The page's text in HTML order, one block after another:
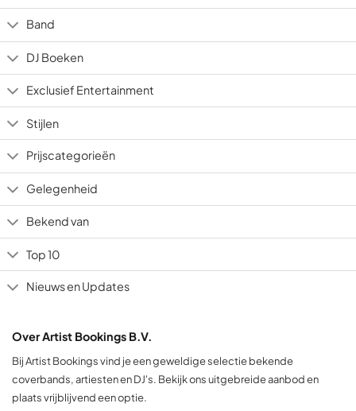
Band
DJ Boeken
Exclusief Entertainment
Stijlen
Prijscategorieën
Gelegenheid
Bekend van
Top 10
Nieuws en Updates
Over Artist Bookings B.V.
Bij Artist Bookings vind je een geweldige selectie bekende
coverbands, artiesten en DJ's. Bekijk ons uitgebreide aanbod en
plaats vrijblijvend een optie.